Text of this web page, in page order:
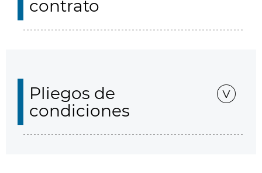
contrato
Pliegos de
condiciones